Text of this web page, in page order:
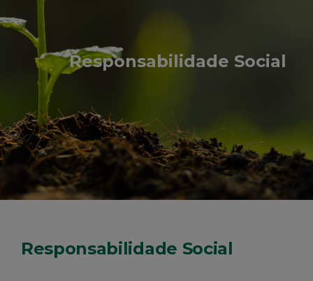
Responsabilidade Social
Responsabilidade Social